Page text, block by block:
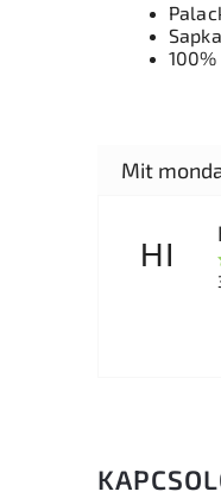
HI